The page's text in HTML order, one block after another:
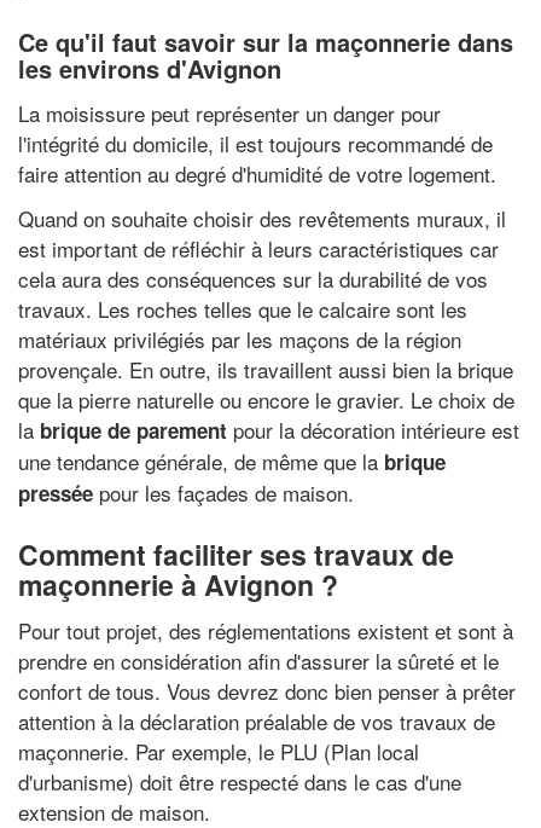
Ce qu'il faut savoir sur la maçonnerie dans
les environs d'Avignon
La moisissure peut représenter un danger pour
l'intégrité du domicile, il est toujours recommandé de
faire attention au degré d'humidité de votre logement.
Quand on souhaite choisir des revêtements muraux, il
est important de réfléchir à leurs caractéristiques car
cela aura des conséquences sur la durabilité de vos
travaux. Les roches telles que le calcaire sont les
matériaux privilégiés par les maçons de la région
provençale. En outre, ils travaillent aussi bien la brique
que la pierre naturelle ou encore le gravier. Le choix de
la brique de parement pour la décoration intérieure est
une tendance générale, de même que la brique
pressée pour les façades de maison.
Comment faciliter ses travaux de
maçonnerie à Avignon ?
Pour tout projet, des réglementations existent et sont à
prendre en considération afin d'assurer la sûreté et le
confort de tous. Vous devrez donc bien penser à prêter
attention à la déclaration préalable de vos travaux de
maçonnerie. Par exemple, le PLU (Plan local
d'urbanisme) doit être respecté dans le cas d'une
extension de maison.